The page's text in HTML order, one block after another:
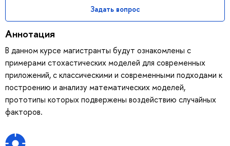
Задать вопрос
Аннотация
В данном курсе магистранты будут ознакомлены с
примерами стохастических моделей для современных
приложений, с классическими и современными подходами к
построению и анализу математических моделей,
прототипы которых подвержены воздействию случайных
факторов.